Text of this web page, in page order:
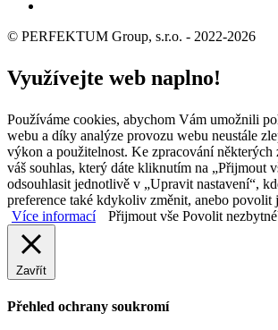
© PERFEKTUM Group, s.r.o. - 2022-2026
Využívejte web naplno!
Používáme cookies, abychom Vám umožnili
webu a díky analýze provozu webu neustále
výkon a použitelnost. Ke zpracování některých
váš souhlas, který dáte kliknutím na „Přijmout
odsouhlasit jednotlivě v „Upravit nastavení“,
preference také kdykoliv změnit, anebo povolit
Více informací
Přijmout vše Povolit nezbytné
Zavřít
Přehled ochrany soukromí